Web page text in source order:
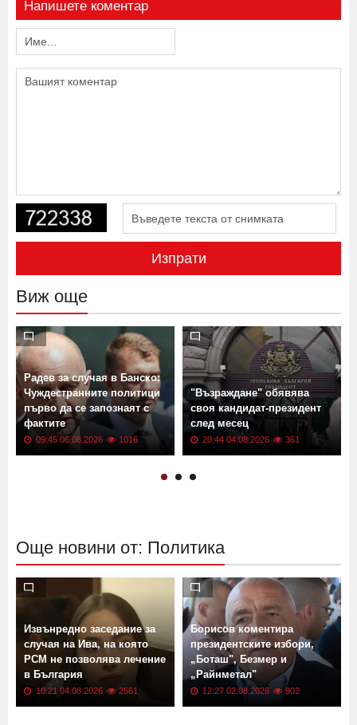
Напишете коментар
Изпрати
Виж още
Радев за случая в Банско:
Чуждестранните политици
първо да се запознаят с
фактите
09:45 06.08.2026 1016
"Възраждане" обявява
своя кандидат-президент
след месец
20:44 04.08.2026 361
Още новини от: Политика
Извънредно заседание за
случая на Ива, на която
РСМ не позволява лечение
в България
10:21 04.08.2026 2561
Борисов коментира
президентските избори,
„Боташ", Безмер и
„Райнметал"
12:27 02.08.2026 902